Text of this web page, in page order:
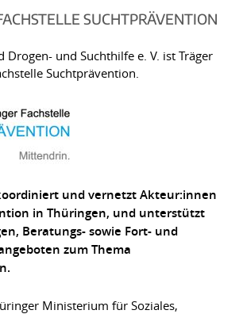
SUCHTPRÄVENTION
Drogen- und Suchthilfe e. V. ist Träger
Suchtprävention.
und vernetzt Akteur:innen
in Thüringen, und unterstützt
Beratungs- sowie Fort- und
zum Thema
Ministerium für Soziales,